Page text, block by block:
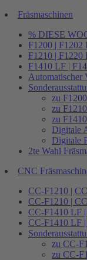
Fräsmaschinen
% DIESE
F1200 | F1202
F1210 | F1220
F1410 LF |
Automatischer
zu
zu
zu
Digitale
Digitale
2te Wahl
CNC
CC-F1210 |
CC-F1210 |
CC-F1410 LF
CC-F1410 LF
zu CC-
zu CC-